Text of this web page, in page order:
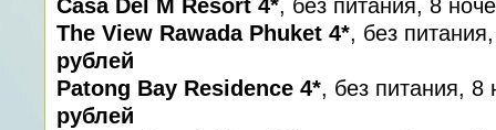
Casa Del M Resort 4*, без питания, 8
The View Rawada Phuket 4*, без
рублей
Patong Bay Residence 4*, без питания, 8
рублей